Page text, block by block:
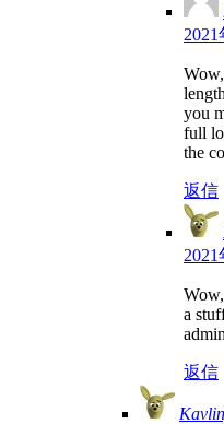
you
full
the
返信
a
返信